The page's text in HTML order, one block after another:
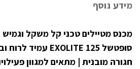
מידע נוסף
מכנס מטיילים טכני קל משקל
סופטשל
EXOLITE 125 עמיד
חגורה מובנית | מתאים למגוון